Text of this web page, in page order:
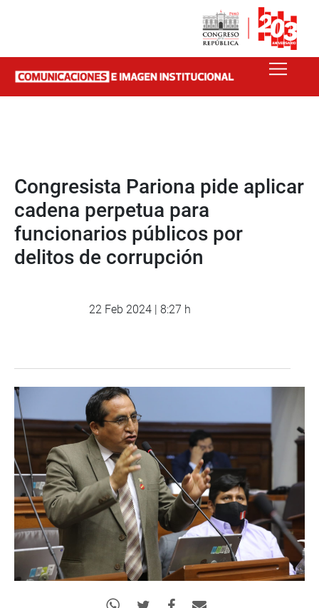
Congresista Pariona pide aplicar
cadena perpetua para
funcionarios públicos por
delitos de corrupción
22 Feb 2024 | 8:27 h